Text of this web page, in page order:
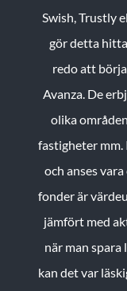
Swish, Trustly
gör detta
redo att
Avanza. De
olika
fastigheter
och anses
fonder är
jämfört med
när man spara
kan det var